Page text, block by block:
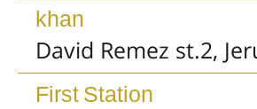
khan
David Remez st.2,
First Station